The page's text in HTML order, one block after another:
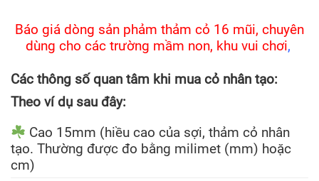
Báo giá dòng sản phảm thảm cỏ 16 mũi, chuyên
dùng cho các trường mầm non, khu vui chơi,
Các thông số quan tâm khi mua cỏ nhân tạo:
Theo ví dụ sau đây:
Cao 15mm (hiều cao của sợi, thảm cỏ nhân
tạo. Thường được đo bằng milimet (mm) hoặc
cm)